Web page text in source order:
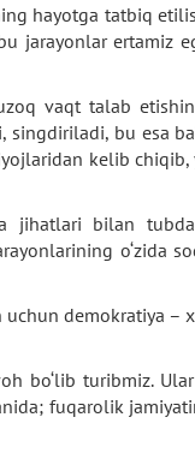
hayotga tatbiq
jarayonlar ertamiz
vaqt talab
bu esa
kelib chiqib,
jihatlari bilan
o‘zida
uchun demokratiya
bo‘lib turibmiz.
fuqarolik